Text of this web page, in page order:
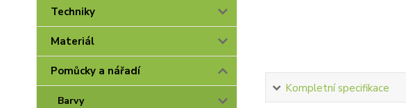
Techniky
Materiál
Pomůcky a nářadí
Barvy
Kompletní specifikace